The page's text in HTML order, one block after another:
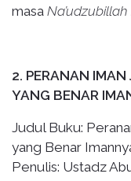
masa
2. PERANAN IMAN
YANG BENAR
Judul Buku:
yang Benar
Penulis: Ustadz